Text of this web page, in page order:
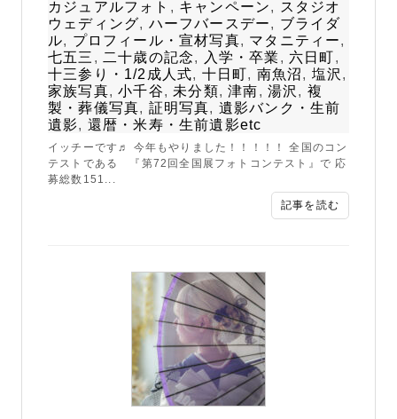
カジュアルフォト , キャンペーン, スタジオ
ウェディング, ハーフバースデー, ブライダ
ル, プロフィール・宣材写真, マタニティー,
七五三 , 二十歳の記念, 入学・卒業 , 六日町,
十三参り・1/2成人式, 十日町, 南魚沼, 塩沢 ,
家族写真,小千谷, 未分類,津南,湯沢 , 複
製・葬儀写真, 証明写真, 遺影バンク・生前
遺影, 還暦・米寿・生前遺影etc
イッチーです♬ 今年もやりました！！！！！ 全国のコン
テストである 『第72回全国展フォトコンテスト』で 応
募総数151...
記事を読む